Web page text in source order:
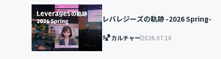
レバレジーズの軌跡 -2026 Spring-
カルチャー2026.07.16